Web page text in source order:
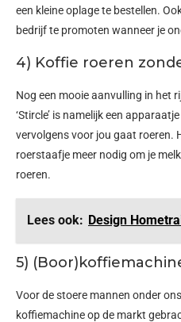
een kleine oplage te bestellen.
bedrijf te promoten wanneer je
4) Koffie roeren
Nog een mooie aanvulling in het
‘Stircle’ is namelijk een
vervolgens voor jou gaat roeren.
roerstaafje meer nodig om je
roeren.
Lees ook: Design
5)
Voor de stoere mannen onder
koffiemachine op de markt